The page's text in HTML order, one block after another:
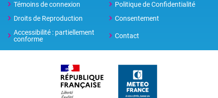
Témoins de connexion
Politique de Confidentialité
Droits de Reproduction
Consentement
Accessibilité : partiellement
conforme
Contact